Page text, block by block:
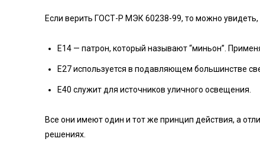
Если верить ГОСТ-Р МЭК 60238-99, то можно
E14 — патрон, который называют “миньон”.
E27 используется в подавляющем большинстве
E40 служит для источников уличного освещения.
Все они имеют один и тот же принцип действия, а
решениях.